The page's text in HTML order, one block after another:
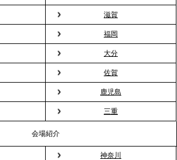
ウオッチ9」で、2ndTable「室内花
ました
のご案内｜2026年、春の親睦は「花
花見。福利厚生としても注目され
いお花見体験
滋賀
福岡
大分
佐賀
鹿児島
三重
会場紹介
神奈川